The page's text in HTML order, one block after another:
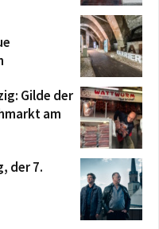
Gilde der
am
der 7.